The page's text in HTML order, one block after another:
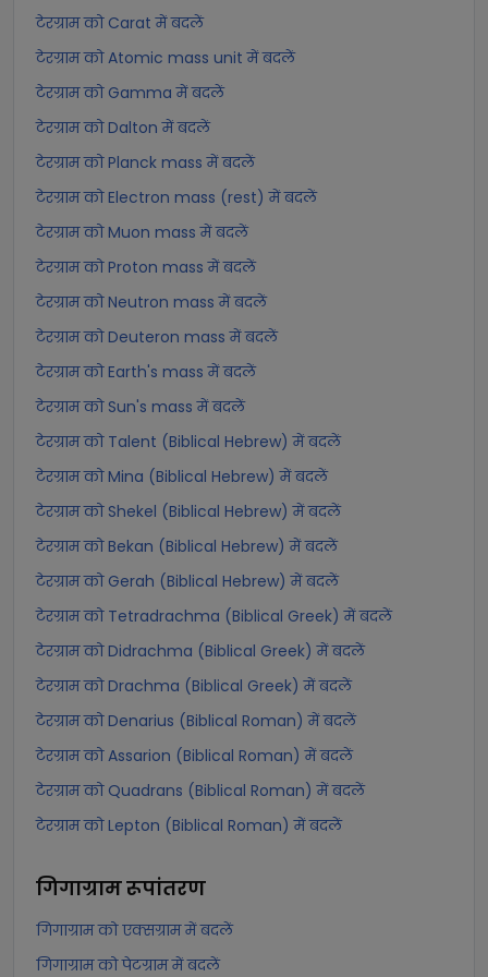
टेरग्राम को Carat में बदलें
टेरग्राम को Atomic mass unit में बदलें
टेरग्राम को Gamma में बदलें
टेरग्राम को Dalton में बदलें
टेरग्राम को Planck mass में बदलें
टेरग्राम को Electron mass (rest) में बदलें
टेरग्राम को Muon mass में बदलें
टेरग्राम को Proton mass में बदलें
टेरग्राम को Neutron mass में बदलें
टेरग्राम को Deuteron mass में बदलें
टेरग्राम को Earth's mass में बदलें
टेरग्राम को Sun's mass में बदलें
टेरग्राम को Talent (Biblical Hebrew) में बदलें
टेरग्राम को Mina (Biblical Hebrew) में बदलें
टेरग्राम को Shekel (Biblical Hebrew) में बदलें
टेरग्राम को Bekan (Biblical Hebrew) में बदलें
टेरग्राम को Gerah (Biblical Hebrew) में बदलें
टेरग्राम को Tetradrachma (Biblical Greek) में बदलें
टेरग्राम को Didrachma (Biblical Greek) में बदलें
टेरग्राम को Drachma (Biblical Greek) में बदलें
टेरग्राम को Denarius (Biblical Roman) में बदलें
टेरग्राम को Assarion (Biblical Roman) में बदलें
टेरग्राम को Quadrans (Biblical Roman) में बदलें
टेरग्राम को Lepton (Biblical Roman) में बदलें
गिगाग्रामरूपांतरण
गिगाग्राम को एक्सग्राम में बदलें
गिगाग्राम को पेटग्राम में बदलें